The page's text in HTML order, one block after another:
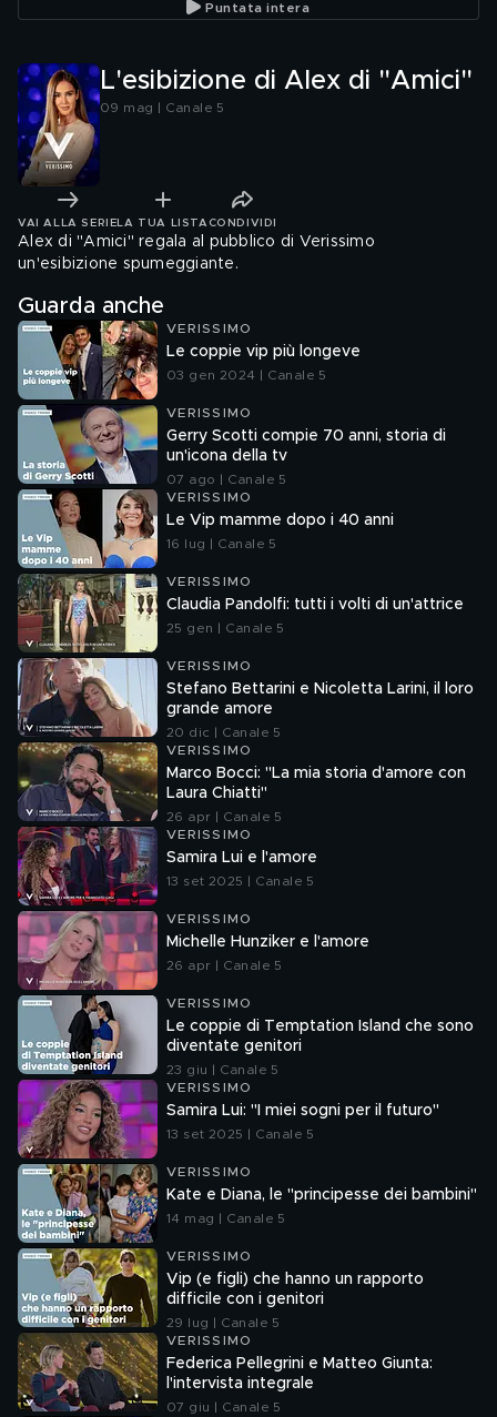
Puntata intera
L'esibizione di Alex di "Amici"
09 mag | Canale 5
VAI ALLA SERIE LA TUA LISTA CONDIVIDI
Alex di "Amici" regala al pubblico di Verissimo
un'esibizione spumeggiante.
Guarda anche
VERISSIMO
Le coppie vip più longeve
03 gen 2024 | Canale 5
VERISSIMO
Gerry Scotti compie 70 anni, storia di
un'icona della tv
07 ago | Canale 5
VERISSIMO
Le Vip mamme dopo i 40 anni
16 lug | Canale 5
VERISSIMO
Claudia Pandolfi: tutti i volti di un'attrice
25 gen | Canale 5
VERISSIMO
Stefano Bettarini e Nicoletta Larini, il loro
grande amore
20 dic | Canale 5
VERISSIMO
Marco Bocci: "La mia storia d'amore con
Laura Chiatti"
26 apr | Canale 5
VERISSIMO
Samira Lui e l'amore
13 set 2025 | Canale 5
VERISSIMO
Michelle Hunziker e l'amore
26 apr | Canale 5
VERISSIMO
Le coppie di Temptation Island che sono
diventate genitori
23 giu | Canale 5
VERISSIMO
Samira Lui: "I miei sogni per il futuro"
13 set 2025 | Canale 5
VERISSIMO
Kate e Diana, le "principesse dei bambini"
14 mag | Canale 5
VERISSIMO
Vip (e figli) che hanno un rapporto
difficile con i genitori
29 lug | Canale 5
VERISSIMO
Federica Pellegrini e Matteo Giunta:
l'intervista integrale
07 giu | Canale 5